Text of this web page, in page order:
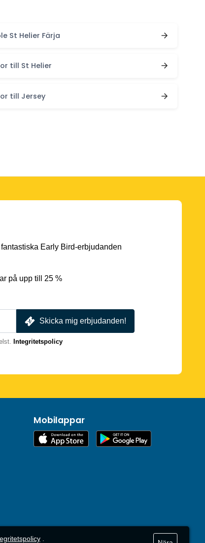
St Helier Färja
till St Helier
till Jersey
Early Bird-erbjudanden
på upp till 25 %
Skicka mig erbjudanden!
Integritetspolicy
Mobilappar
.